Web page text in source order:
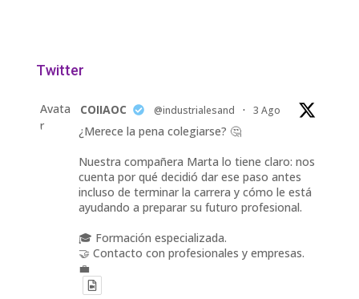
Twitter
Avata
r
COIIAOC @industrialesand · 3 Ago
¿Merece la pena colegiarse? 🤔
Nuestra compañera Marta lo tiene claro: nos
cuenta por qué decidió dar ese paso antes
incluso de terminar la carrera y cómo le está
ayudando a preparar su futuro profesional.
🎓 Formación especializada.
🤝 Contacto con profesionales y empresas.
💼